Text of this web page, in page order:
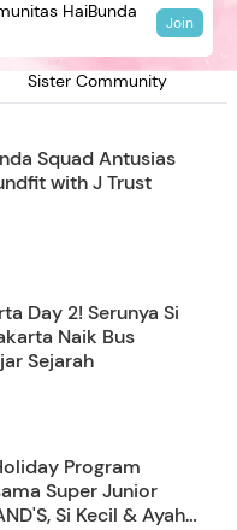
Sister Community
HaiBunda
Join
Squad Antusias
with J Trust
Day 2! Serunya Si
Naik Bus
Sejarah
Program
Super Junior
Si Kecil & Ayah